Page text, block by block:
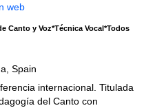
web
Canto y Voz*Técnica Vocal*Todos
Spain
internacional. Titulada
del Canto con